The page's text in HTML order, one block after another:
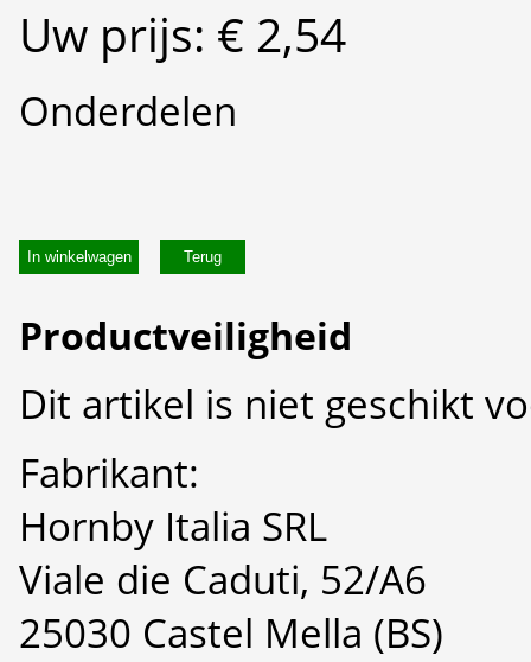
Uw prijs: € 2,54
Onderdelen
In winkelwagen
Productveiligheid
Dit artikel is niet geschikt
Fabrikant:
Hornby Italia SRL
Viale die Caduti, 52/A6
25030 Castel Mella (BS)